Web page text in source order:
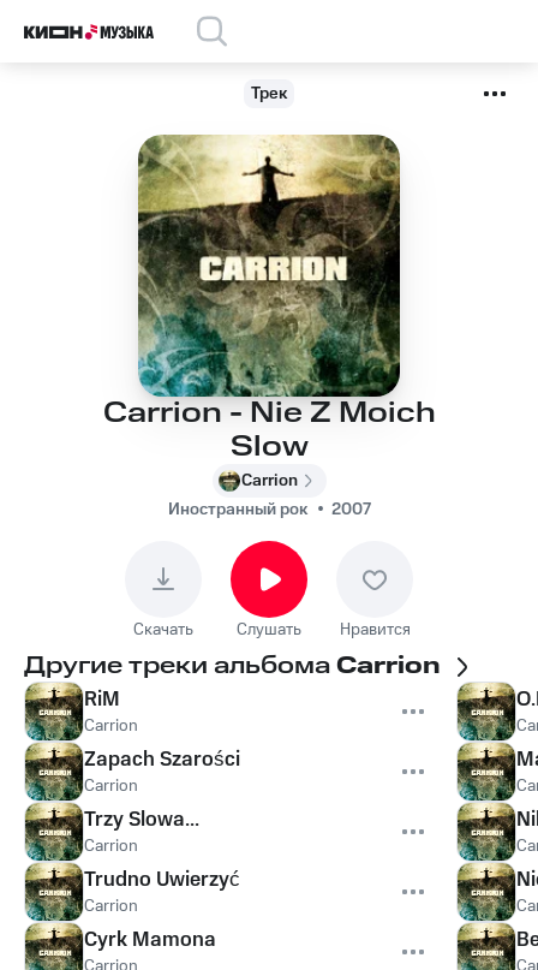
Трек
Carrion - Nie Z Moich
Slow
Carrion
Иностранный рок
2007
Скачать Слушать Нравится
Другие треки альбомаCarrion
RiM
Carrion
Zapach Szarości
Carrion
Trzy Slowa...
Carrion
Trudno Uwierzyć
Carrion
Cyrk Mamona